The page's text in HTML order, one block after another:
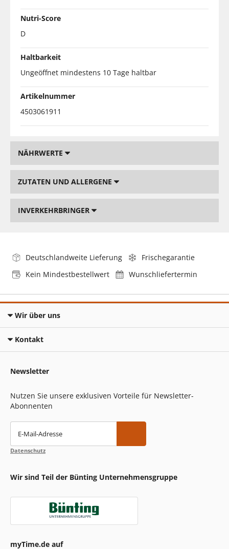
Nutri-Score
D
Haltbarkeit
Ungeöffnet mindestens 10 Tage haltbar
Artikelnummer
4503061911
NÄHRWERTE
ZUTATEN UND ALLERGENE
INVERKEHRBRINGER
Deutschlandweite Lieferung
Frischegarantie
Kein Mindestbestellwert
Wunschliefertermin
Wir über uns
Kontakt
Newsletter
Nutzen Sie unsere exklusiven Vorteile für Newsletter-
Abonnenten
E-Mail-Adresse
Datenschutz
Wir sind Teil der Bünting Unternehmensgruppe
myTime.de auf